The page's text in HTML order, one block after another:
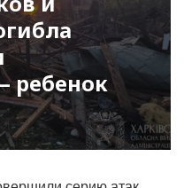
ребенок